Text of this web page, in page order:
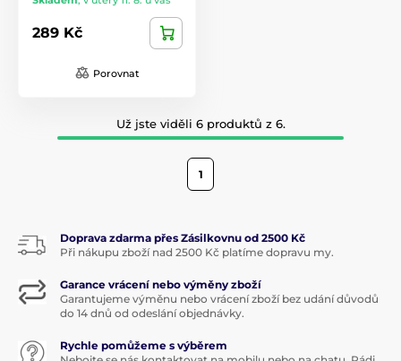
289 Kč
Porovnat
Už jste viděli 6 produktů z 6.
1
Doprava zdarma přes Zásilkovnu od 2500 Kč
Při nákupu zboží nad 2500 Kč platíme dopravu my.
Garance vrácení nebo výměny zboží
Garantujeme výměnu nebo vrácení zboží bez udání důvodů
do 14 dnů od odeslání objednávky.
Rychle pomůžeme s výběrem